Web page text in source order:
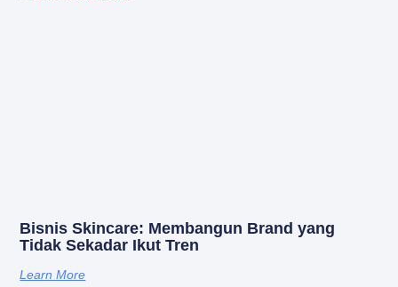
Bisnis Skincare: Membangun Brand yang
Tidak Sekadar Ikut Tren
Learn More